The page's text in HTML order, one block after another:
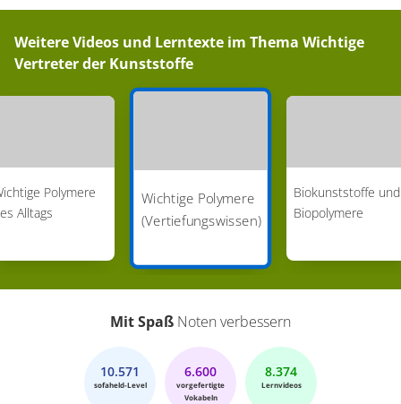
Weitere Videos und Lerntexte im Thema Wichtige
Vertreter der Kunststoffe
Polymere
Alltags
Wichtige Polymere
(Vertiefungswissen)
Biokunststoffe und
Biopolymere
Mit Spaß Noten verbessern
10.571
sofaheld-Level
6.600
vorgefertigte
Vokabeln
8.374
Lernvideos